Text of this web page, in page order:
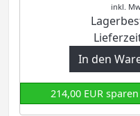
inkl.
214,00 EUR